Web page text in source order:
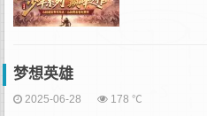
梦想英雄
2025-06-28 178 ℃